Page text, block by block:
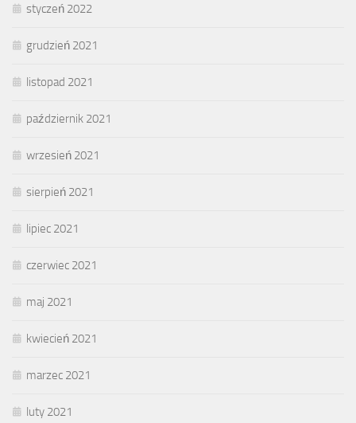
styczeń 2022
grudzień 2021
listopad 2021
październik 2021
wrzesień 2021
sierpień 2021
lipiec 2021
czerwiec 2021
maj 2021
kwiecień 2021
marzec 2021
luty 2021